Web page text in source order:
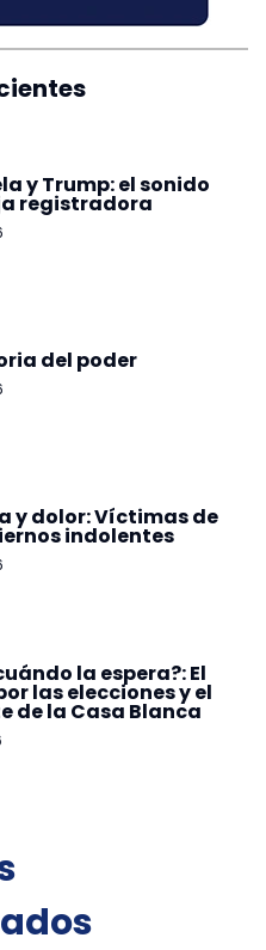
y Trump: el sonido
registradora
del poder
y dolor: Víctimas de
indolentes
la espera?: El
las elecciones y el
de la Casa Blanca